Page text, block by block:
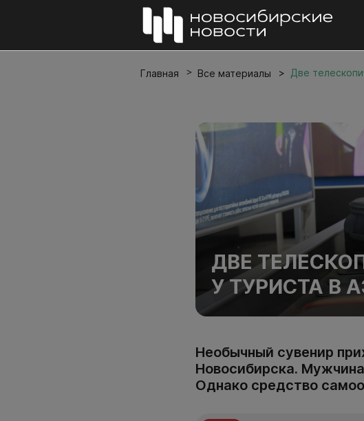
Главная Все материалы Две
ДВЕ
У ТУРИСТА В
Необычный сувенир
Новосибирска.
Однако средство